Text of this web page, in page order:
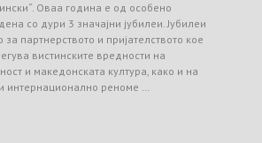
Оваа година е од особено
со дури 3 значајни јубилеи. Јубилеи
партнерството и пријателството кое
вистинските вредности на
и македонската култура, како и на
интернационално реноме …